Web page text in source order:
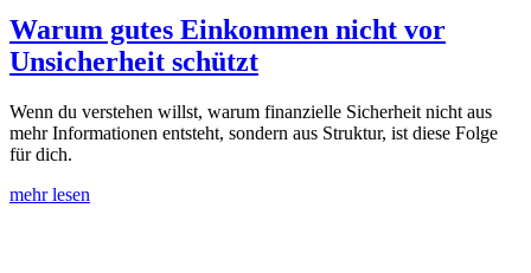
Warum gutes Einkommen nicht vor
Unsicherheit schützt
Wenn du verstehen willst, warum finanzielle Sicherheit nicht aus
mehr Informationen entsteht, sondern aus Struktur, ist diese Folge
für dich.
mehr lesen